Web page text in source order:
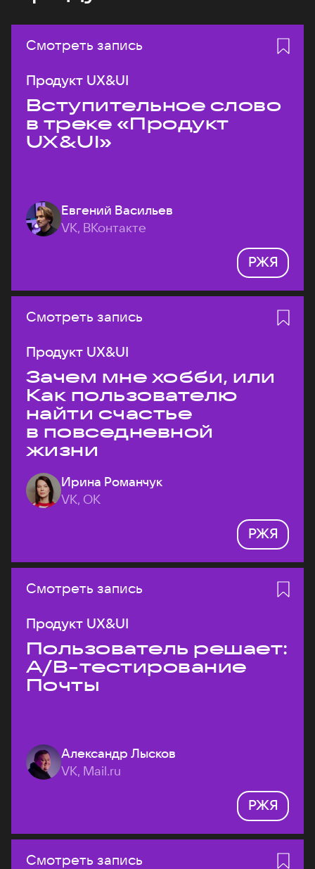
Смотреть запись
Продукт UX&UI
Вступительное слово
в треке «Продукт
UX&UI»
Евгений Васильев
VK, ВКонтакте
РЖЯ
Смотреть запись
Продукт UX&UI
Зачем мне хобби, или
Как пользователю
найти счастье
в повседневной
жизни
Ирина Романчук
VK, ОК
РЖЯ
Смотреть запись
Продукт UX&UI
Пользователь решает:
A/B-тестирование
Почты
Александр Лысков
VK, Mail.ru
РЖЯ
Смотреть запись